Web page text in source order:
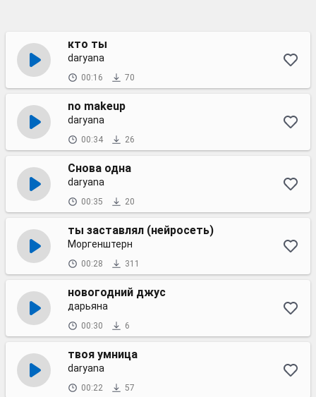
кто ты
daryana
00:16 70
no makeup
daryana
00:34 26
Снова одна
daryana
00:35 20
ты заставлял (нейросеть)
Моргенштерн
00:28 311
новогодний джус
дарьяна
00:30 6
твоя умница
daryana
00:22 57